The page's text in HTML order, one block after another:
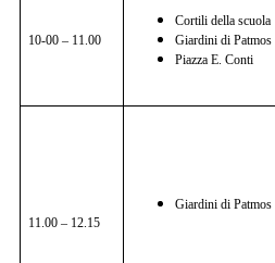
10-00 – 11.00
Cortili della scuola
Giardini di Patmos
Piazza E. Conti
11.00 – 12.15
Giardini di Patmos